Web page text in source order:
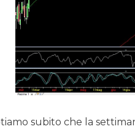
subito che la